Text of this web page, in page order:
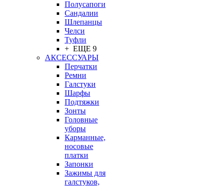
Полусапоги
Сандалии
Шлепанцы
Челси
Туфли
+ ЕЩЕ 9
АКСЕССУАРЫ
Перчатки
Ремни
Галстуки
Шарфы
Подтяжки
Зонты
Головные
уборы
Карманные,
носовые
платки
Запонки
Зажимы для
галстуков,